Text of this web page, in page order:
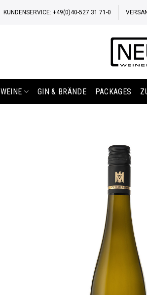
KUNDENSERVICE: +49(0)40-527 31 71-0
WEINE GIN & BRÄNDE PACKAGES